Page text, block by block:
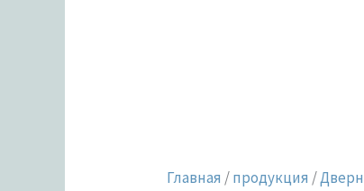
Главная /продукция /